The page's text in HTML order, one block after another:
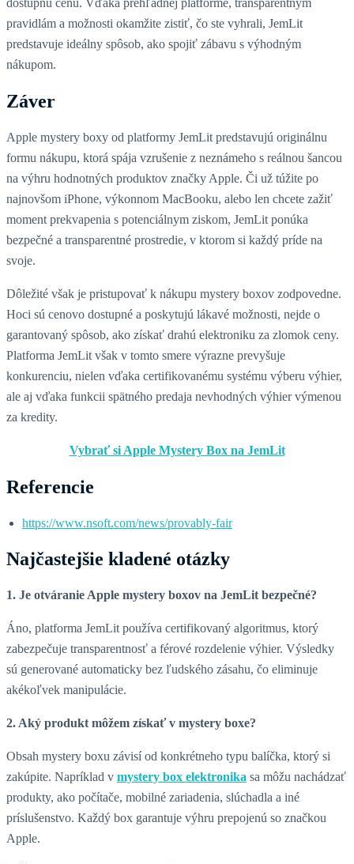
pravidlám a možnosti okamžite zistiť, čo ste vyhrali, JemLit
predstavuje ideálny spôsob, ako spojiť zábavu s výhodným
nákupom.
Záver
Apple mystery boxy od platformy JemLit predstavujú originálnu
formu nákupu, ktorá spája vzrušenie z neznámeho s reálnou šancou
na výhru hodnotných produktov značky Apple. Či už túžite po
najnovšom iPhone, výkonnom MacBooku, alebo len chcete zažiť
moment prekvapenia s potenciálnym ziskom, JemLit ponúka
bezpečné a transparentné prostredie, v ktorom si každý príde na
svoje.
Dôležité však je pristupovať k nákupu mystery boxov zodpovedne.
Hoci sú cenovo dostupné a poskytujú lákavé možnosti, nejde o
garantovaný spôsob, ako získať drahú elektroniku za zlomok ceny.
Platforma JemLit však v tomto smere výrazne prevyšuje
konkurenciu, nielen vďaka certifikovanému systému výberu výhier,
ale aj vďaka funkcii spätného predaja nevhodných výhier výmenou
za kredity.
Vybrať si Apple Mystery Box na JemLit
Referencie
https://www.nsoft.com/news/provably-fair
Najčastejšie kladené otázky
1. Je otváranie Apple mystery boxov na JemLit bezpečné?
Áno, platforma JemLit používa certifikovaný algoritmus, ktorý
zabezpečuje transparentnosť a férové rozdelenie výhier. Výsledky
sú generované automaticky bez ľudského zásahu, čo eliminuje
akékoľvek manipulácie.
2. Aký produkt môžem získať v mystery boxe?
Obsah mystery boxu závisí od konkrétneho typu balíčka, ktorý si
zakúpite. Napríklad v mystery box elektronika sa môžu nachádzať
produkty, ako počítače, mobilné zariadenia, slúchadla a iné
príslušenstvo. Každý box garantuje výhru prepojenú so značkou
Apple.